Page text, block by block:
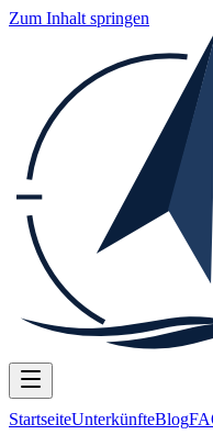
Zum Inhalt springen
StartseiteUnterkünfteBlog